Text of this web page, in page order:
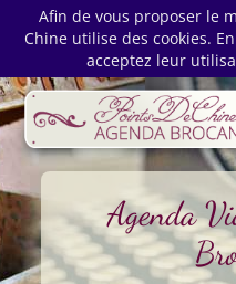
Afin de vous proposer le
Chine utilise des cookies.
acceptez leur
Agenda